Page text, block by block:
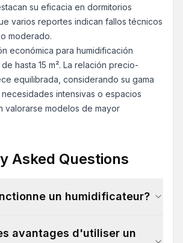
su eficacia en dormitorios
varios reportes indican fallos técnicos
moderado.
económica para humidificación
hasta 15 m². La relación precio-
equilibrada, considerando su gama
intensivas o espacios
valorarse modelos de mayor
Asked Questions
un humidificateur?
avantages d'utiliser un